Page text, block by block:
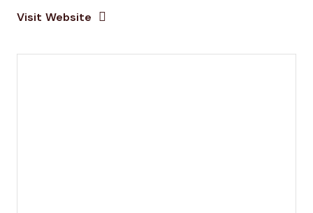
Visit Website Opens New Window